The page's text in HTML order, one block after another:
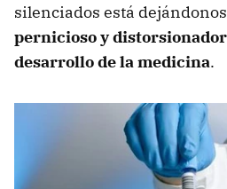
silenciados está
pernicioso y
desarrollo de la medicina.